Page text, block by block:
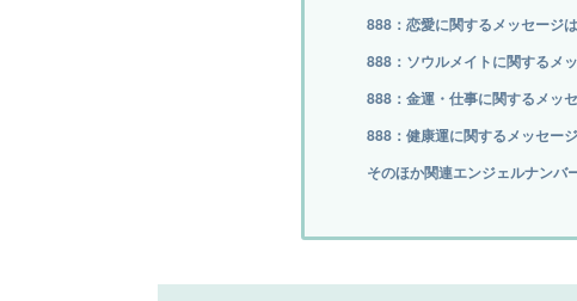
888：恋愛に関するメッセージ
888：ソウルメイトに関するメ
888：金運・仕事に関するメッ
888：健康運に関するメッセー
そのほか関連エンジェルナンバ